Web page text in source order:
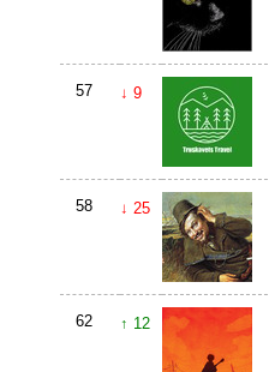
57 ↓ 9
58 ↓ 25
62 ↑ 12